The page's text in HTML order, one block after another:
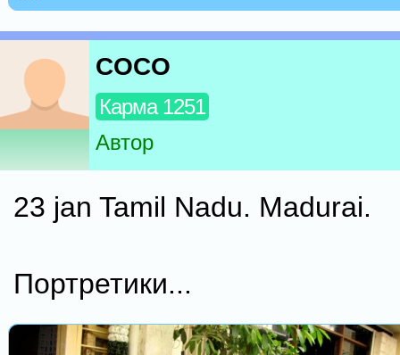
COCO
Карма 1251
Автор
23 jan Tamil Nadu. Madurai.
Портретики...